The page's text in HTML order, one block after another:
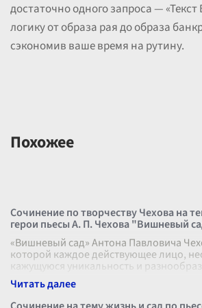
достаточно одного запроса —
логику от образа рая до образа
сэкономив ваше время на рутину.
Похожее
Сочинение по творчеству Чехова на
герои пьесы А. П. Чехова "Вишневый
«Вишневый сад» Антона Павловича
которой каждое действующее лицо,
кажущуюся уникальность и
черты и качества, которые